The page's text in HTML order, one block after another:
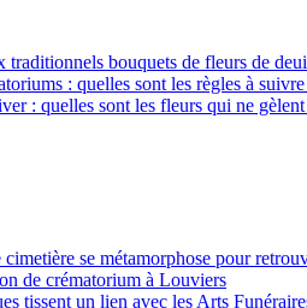
traditionnels bouquets de fleurs de
: quelles sont les règles à
: quelles sont les fleurs qui ne gèlent
se métamorphose pour
de crématorium à Louviers
tissent un lien avec les Arts